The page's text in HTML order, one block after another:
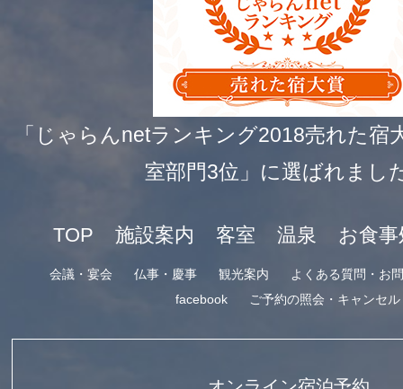
「じゃらんnetランキング2018売れた宿
室部門3位」に選ばれまし
TOP 施設案内 客室 温泉 お食事
会議・宴会 仏事・慶事 観光案内
よくある質問・お
facebook
ご予約の照会・キャンセル